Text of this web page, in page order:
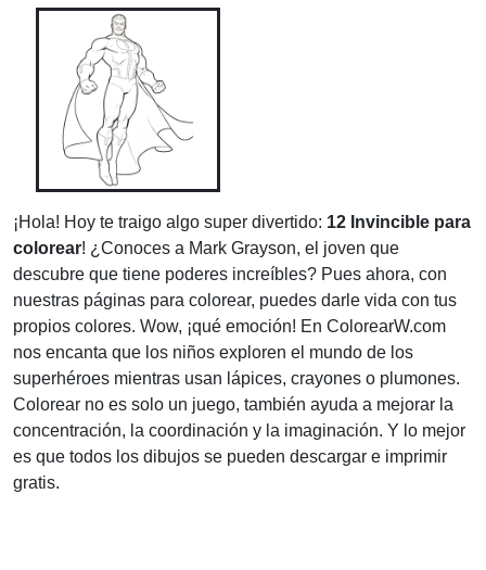
¡Hola! Hoy te traigo algo super divertido: 12 Invincible para
colorear! ¿Conoces a Mark Grayson, el joven que
descubre que tiene poderes increíbles? Pues ahora, con
nuestras páginas para colorear, puedes darle vida con tus
propios colores. Wow, ¡qué emoción! En ColorearW.com
nos encanta que los niños exploren el mundo de los
superhéroes mientras usan lápices, crayones o plumones.
Colorear no es solo un juego, también ayuda a mejorar la
concentración, la coordinación y la imaginación. Y lo mejor
es que todos los dibujos se pueden descargar e imprimir
gratis.